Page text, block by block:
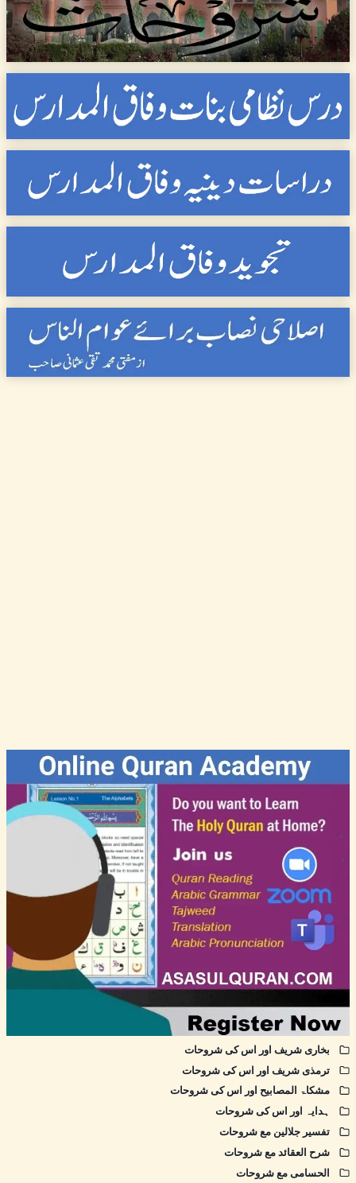
بخاری شریف اور اس کی شروحات
ترمذی شریف اور اس کی شروحات
مشکاۃ المصابیح اور اس کی شروحات
ہدایہ اور اس کی شروحات
تفسیر جلالین مع شروحات
شرح العقائد مع شروحات
الحسامی مع شروحات